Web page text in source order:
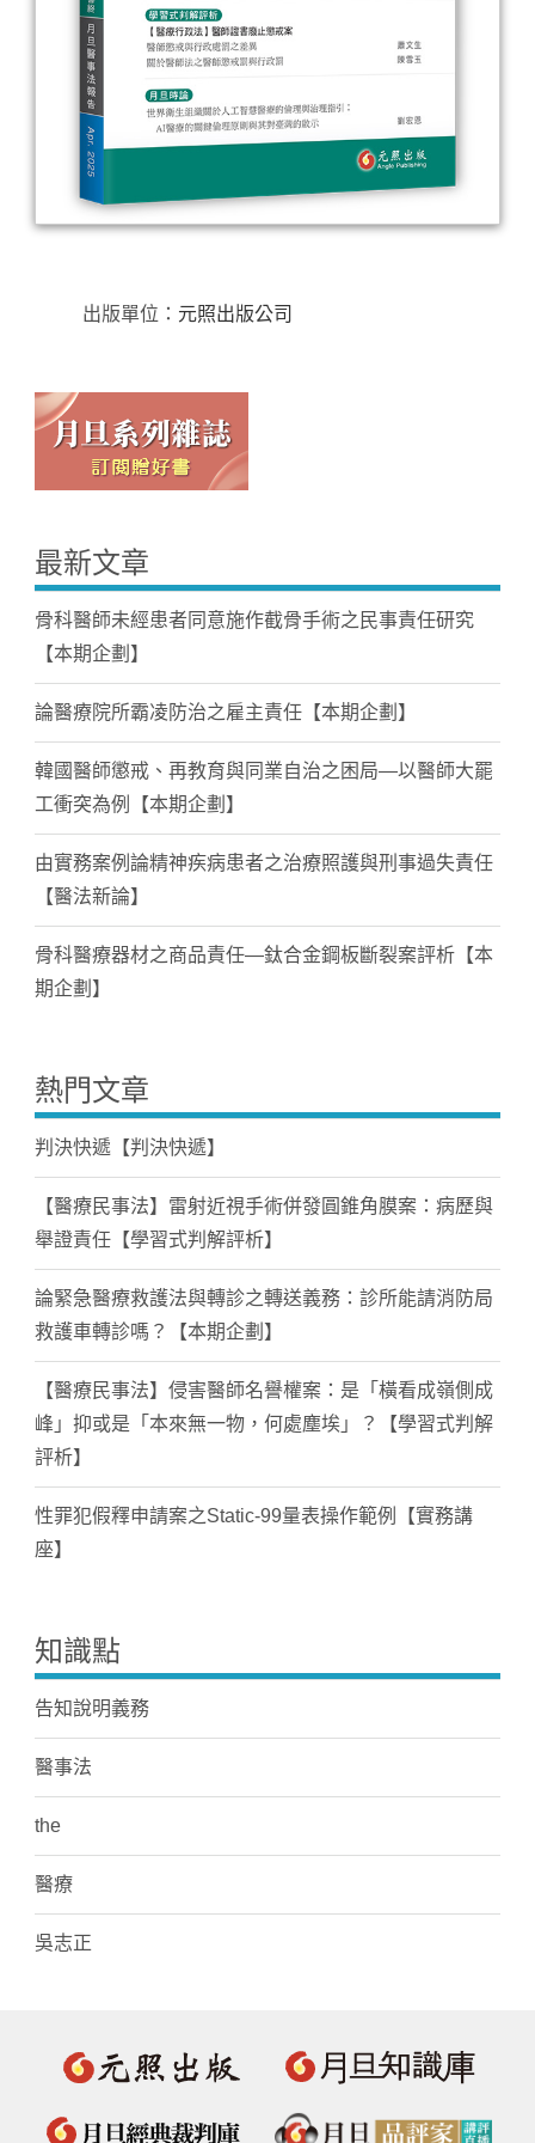
出版單位： 元照出版公司
最新文章
骨科醫師未經患者同意施作截骨手術之民事責任研究
【本期企劃】
論醫療院所霸凌防治之雇主責任【本期企劃】
韓國醫師懲戒、再教育與同業自治之困局—以醫師大罷
工衝突為例【本期企劃】
由實務案例論精神疾病患者之治療照護與刑事過失責任
【醫法新論】
骨科醫療器材之商品責任—鈦合金鋼板斷裂案評析【本
期企劃】
熱門文章
判決快遞【判決快遞】
【醫療民事法】雷射近視手術併發圓錐角膜案：病歷與
舉證責任【學習式判解評析】
論緊急醫療救護法與轉診之轉送義務：診所能請消防局
救護車轉診嗎？【本期企劃】
【醫療民事法】侵害醫師名譽權案：是「橫看成嶺側成
峰」抑或是「本來無一物，何處塵埃」？【學習式判解
評析】
性罪犯假釋申請案之Static-99量表操作範例【實務講
座】
知識點
告知說明義務
醫事法
the
醫療
吳志正